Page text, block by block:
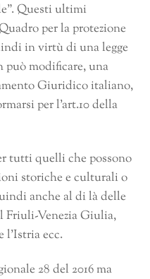
Questi ultimi
per la protezione
in virtù di una legge
può modificare, una
Giuridico italiano,
per l’art.10 della
tutti quelli che possono
storiche e culturali o
anche al di là delle
Friuli-Venezia Giulia,
l’Istria ecc.
28 del 2016 ma